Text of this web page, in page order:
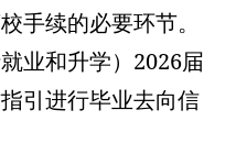
手续的必要环节。
业和升学）2026届
引进行毕业去向信